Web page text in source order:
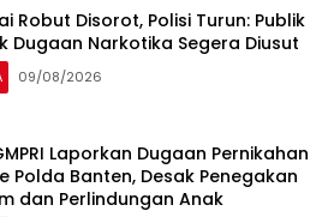
Robut Disorot, Polisi Turun: Publik
Dugaan Narkotika Segera Diusut
09/08/2026
Laporkan Dugaan Pernikahan
Polda Banten, Desak Penegakan
dan Perlindungan Anak